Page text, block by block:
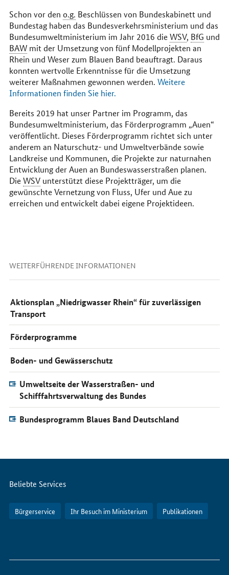
Schon vor den o.g. Beschlüssen von Bundeskabinett und
Bundestag haben das Bundesverkehrsministerium und das
Bundesumweltministerium im Jahr 2016 die WSV, BfG und
BAWmit der Umsetzung von fünf Modellprojekten an
Rhein und Weser zum Blauen Band beauftragt. Daraus
konnten wertvolle Erkenntnisse für die Umsetzung
weiterer Maßnahmen gewonnen werden. Weitere
Informationen finden Sie hier.
Bereits 2019 hat unser Partner im Programm, das
Bundesumweltministerium, das Förderprogramm „Auen“
veröffentlicht. Dieses Förderprogramm richtet sich unter
anderem an Naturschutz- und Umweltverbände sowie
Landkreise und Kommunen, die Projekte zur naturnahen
Entwicklung der Auen an Bundeswasserstraßen planen.
Die WSVunterstützt diese Projektträger, um die
gewünschte Vernetzung von Fluss, Ufer und Aue zu
erreichen und entwickelt dabei eigene Projektideen.
WEITERFÜHRENDE INFORMATIONEN
Aktionsplan „Niedrigwasser Rhein“ für zuverlässigen
Transport
Förderprogramme
Boden- und Gewässerschutz
Umweltseite der Wasserstraßen- und
Schifffahrtsverwaltung des Bundes
Bundesprogramm Blaues Band Deutschland
Servicemenü
Beliebte Services
Bürgerservice Ihr Besuch im Ministerium Publikationen